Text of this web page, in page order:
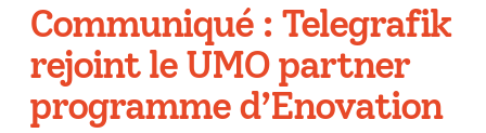
Communiqué : Telegrafik
rejoint le UMO partner
programme d’Enovation